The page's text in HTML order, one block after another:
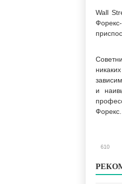
Wall
и
Форекс.
610